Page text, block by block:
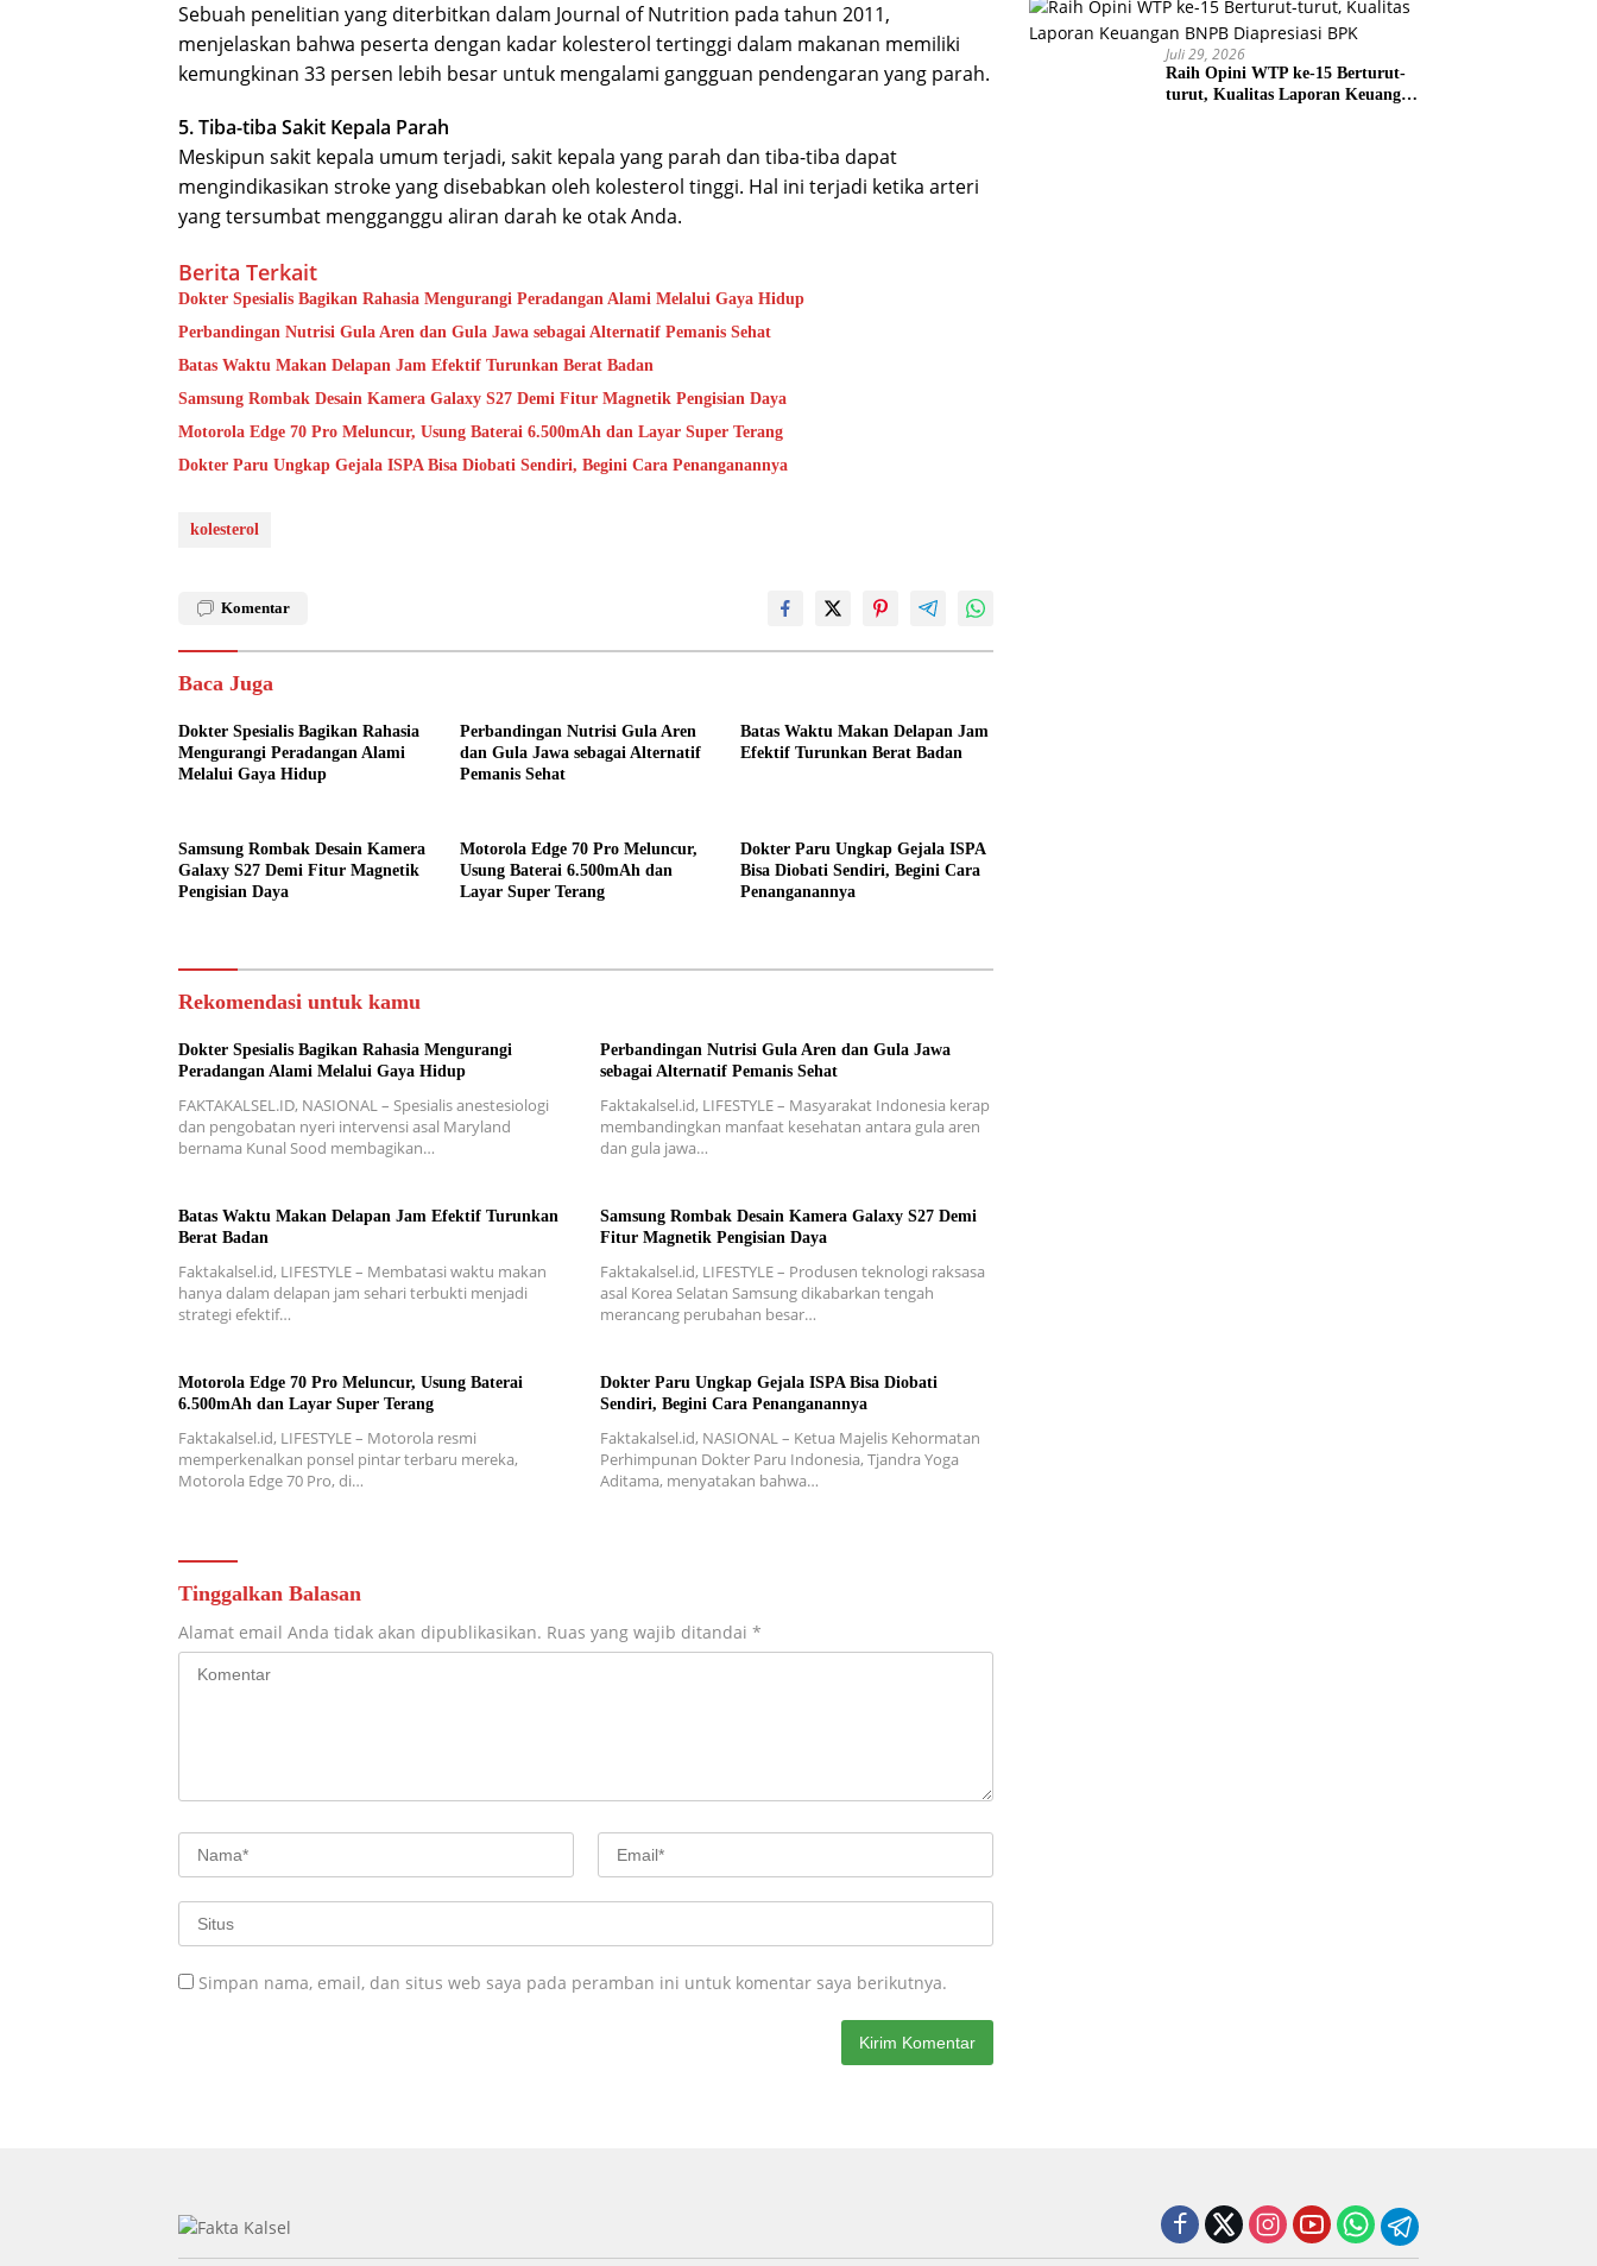
Sebuah penelitian yang diterbitkan dalam Journal of Nutrition pada tahun 2011,
menjelaskan bahwa peserta dengan kadar kolesterol tertinggi dalam makanan memiliki
kemungkinan 33 persen lebih besar untuk mengalami gangguan pendengaran yang parah.
5. Tiba-tiba Sakit Kepala Parah
Meskipun sakit kepala umum terjadi, sakit kepala yang parah dan tiba-tiba dapat
mengindikasikan stroke yang disebabkan oleh kolesterol tinggi. Hal ini terjadi ketika arteri
yang tersumbat mengganggu aliran darah ke otak Anda.
Berita Terkait
Dokter Spesialis Bagikan Rahasia Mengurangi Peradangan Alami Melalui Gaya Hidup
Perbandingan Nutrisi Gula Aren dan Gula Jawa sebagai Alternatif Pemanis Sehat
Batas Waktu Makan Delapan Jam Efektif Turunkan Berat Badan
Samsung Rombak Desain Kamera Galaxy S27 Demi Fitur Magnetik Pengisian Daya
Motorola Edge 70 Pro Meluncur, Usung Baterai 6.500mAh dan Layar Super Terang
Dokter Paru Ungkap Gejala ISPA Bisa Diobati Sendiri, Begini Cara Penanganannya
kolesterol
Komentar
Baca Juga
Dokter Spesialis Bagikan Rahasia
Mengurangi Peradangan Alami
Melalui Gaya Hidup
Perbandingan Nutrisi Gula Aren
dan Gula Jawa sebagai Alternatif
Pemanis Sehat
Batas Waktu Makan Delapan Jam
Efektif Turunkan Berat Badan
Samsung Rombak Desain Kamera
Galaxy S27 Demi Fitur Magnetik
Pengisian Daya
Motorola Edge 70 Pro Meluncur,
Usung Baterai 6.500mAh dan
Layar Super Terang
Dokter Paru Ungkap Gejala ISPA
Bisa Diobati Sendiri, Begini Cara
Penanganannya
Rekomendasi untuk kamu
Dokter Spesialis Bagikan Rahasia Mengurangi
Peradangan Alami Melalui Gaya Hidup
FAKTAKALSEL.ID, NASIONAL – Spesialis anestesiologi
dan pengobatan nyeri intervensi asal Maryland
bernama Kunal Sood membagikan…
Perbandingan Nutrisi Gula Aren dan Gula Jawa
sebagai Alternatif Pemanis Sehat
Faktakalsel.id, LIFESTYLE – Masyarakat Indonesia kerap
membandingkan manfaat kesehatan antara gula aren
dan gula jawa…
Batas Waktu Makan Delapan Jam Efektif Turunkan
Berat Badan
Faktakalsel.id, LIFESTYLE – Membatasi waktu makan
hanya dalam delapan jam sehari terbukti menjadi
strategi efektif…
Samsung Rombak Desain Kamera Galaxy S27 Demi
Fitur Magnetik Pengisian Daya
Faktakalsel.id, LIFESTYLE – Produsen teknologi raksasa
asal Korea Selatan Samsung dikabarkan tengah
merancang perubahan besar…
Motorola Edge 70 Pro Meluncur, Usung Baterai
6.500mAh dan Layar Super Terang
Faktakalsel.id, LIFESTYLE – Motorola resmi
memperkenalkan ponsel pintar terbaru mereka,
Motorola Edge 70 Pro, di…
Dokter Paru Ungkap Gejala ISPA Bisa Diobati
Sendiri, Begini Cara Penanganannya
Faktakalsel.id, NASIONAL – Ketua Majelis Kehormatan
Perhimpunan Dokter Paru Indonesia, Tjandra Yoga
Aditama, menyatakan bahwa…
Tinggalkan Balasan
Alamat email Anda tidak akan dipublikasikan. Ruas yang wajib ditandai *
Simpan nama, email, dan situs web saya pada peramban ini untuk komentar saya berikutnya.
Juli 29, 2026
Raih Opini WTP ke-15 Berturut-
turut, Kualitas Laporan Keuangan